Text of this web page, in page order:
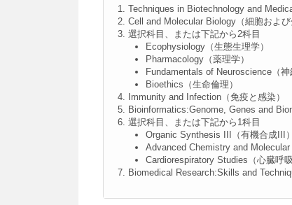
Techniques in Biotechnology and
Cell and Molecular Biology（細胞および
選択科目、または下記から2科目
Ecophysiology（生態生理学）
Pharmacology（薬理学）
Fundamentals of Neuroscience（神
Bioethics（生命倫理）
Immunity and Infection（免疫と感染）
Bioinformatics:Genome, Genes and
選択科目、または下記から1科目
Organic Synthesis III（有機合成III）
Advanced Chemistry and
Cardiorespiratory Studies（心臓呼吸
Biomedical Research:Skills and